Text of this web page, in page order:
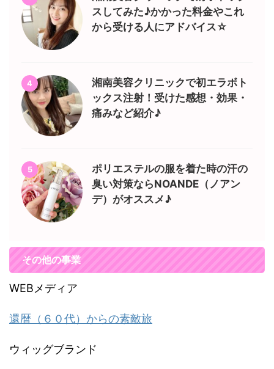
スしてみた♪かかった料金やこれ
から受ける人にアドバイス☆
4
湘南美容クリニックで初エラボト
ックス注射！受けた感想・効果・
痛みなど紹介♪
5
ポリエステルの服を着た時の汗の
臭い対策ならNOANDE（ノアン
デ）がオススメ♪
その他の事業
WEBメディア
還暦（６０代）からの素敵旅
ウィッグブランド